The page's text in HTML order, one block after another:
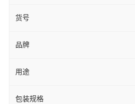
货号
品牌
用途
包装规格